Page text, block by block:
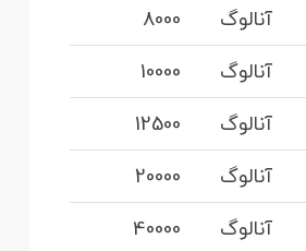
آنالوگ
8000
آنالوگ
10000
آنالوگ
12500
آنالوگ
20000
آنالوگ
40000